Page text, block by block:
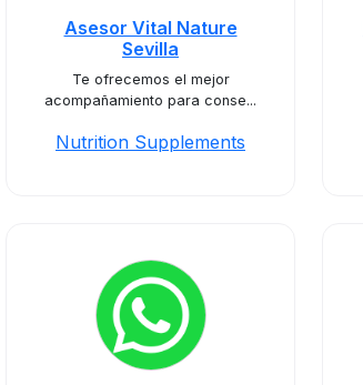
Asesor Vital Nature
Sevilla
Te ofrecemos el mejor
acompañamiento para conse...
Nutrition Supplements